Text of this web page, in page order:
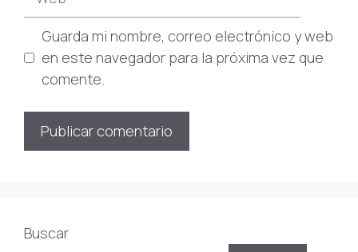
Guarda mi nombre, correo electrónico y web
en este navegador para la próxima vez que
comente.
Buscar